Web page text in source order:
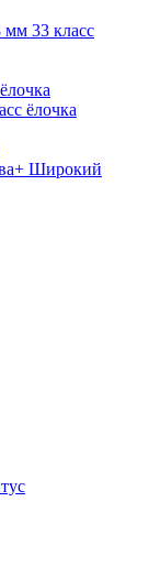
33 класс
ёлочка
Широкий